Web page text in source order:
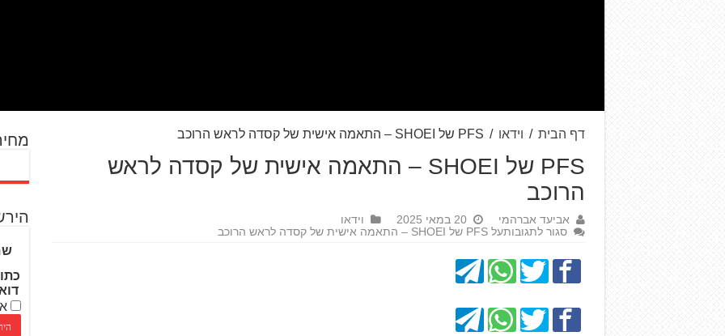
דף הבית / וידאו / PFS של SHOEI – התאמה אישית של קסדה לראש הרוכב
PFS של SHOEI – התאמה אישית של קסדה לראש
הרוכב
אביעד אברהמי 20 במאי 2025
וידאו
סגור לתגובותעל PFS של SHOEI – התאמה אישית של קסדה לראש הרוכב